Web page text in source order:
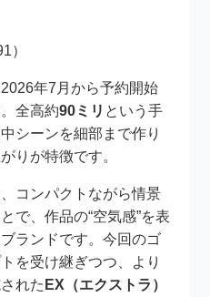
）
年7月から予約開始
全高約90ミリ という手
シーンを細部まで作り
りが特徴です。
コンパクトながら情景
で、作品の“空気感”を表
ランドです。今回のゴ
を受け継ぎつつ、より
れた EX（エクストラ）